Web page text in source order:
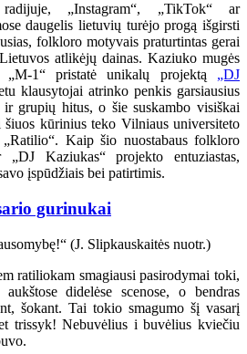
„Instagram“, „TikTok“ ar
daugelis lietuvių turėjo progą išgirsti
folkloro motyvais praturtintas gerai
atlikėjų dainas. Kaziuko mugės
1“ pristatė unikalų projektą „DJ
klausytojai atrinko penkis garsiausius
ir grupių hitus, o šie suskambo visiškai
šiuos kūrinius teko Vilniaus universiteto
Kaip šio nuostabaus folkloro
Kaziukas“ projekto entuziastas,
įspūdžiais bei patirtimis.
gurinukai
ratiliokam smagiausi pasirodymai toki,
didelėse scenose, o bendras
šokant. Tai tokio smagumo šį vasarį
trissyk! Nebuvėlius i buvėlius kviečiu